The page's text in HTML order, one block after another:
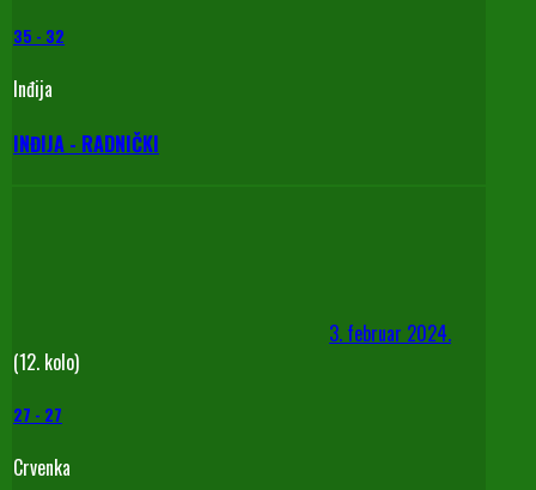
35 - 32
Inđija
INĐIJA - RADNIČKI
3. februar 2024.
(12. kolo)
27 - 27
Crvenka